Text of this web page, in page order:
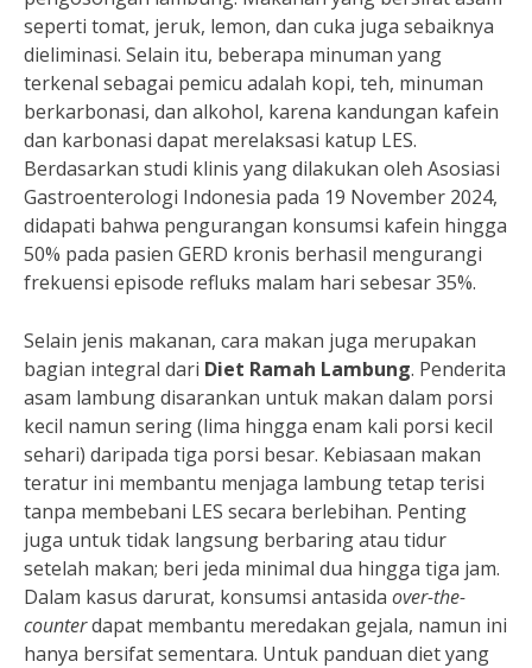
seperti tomat, jeruk, lemon, dan cuka juga sebaiknya
dieliminasi. Selain itu, beberapa minuman yang
terkenal sebagai pemicu adalah kopi, teh, minuman
berkarbonasi, dan alkohol, karena kandungan kafein
dan karbonasi dapat merelaksasi katup LES.
Berdasarkan studi klinis yang dilakukan oleh Asosiasi
Gastroenterologi Indonesia pada 19 November 2024,
didapati bahwa pengurangan konsumsi kafein hingga
50% pada pasien GERD kronis berhasil mengurangi
frekuensi episode refluks malam hari sebesar 35%.
Selain jenis makanan, cara makan juga merupakan
bagian integral dari Diet Ramah Lambung. Penderita
asam lambung disarankan untuk makan dalam porsi
kecil namun sering (lima hingga enam kali porsi kecil
sehari) daripada tiga porsi besar. Kebiasaan makan
teratur ini membantu menjaga lambung tetap terisi
tanpa membebani LES secara berlebihan. Penting
juga untuk tidak langsung berbaring atau tidur
setelah makan; beri jeda minimal dua hingga tiga jam.
Dalam kasus darurat, konsumsi antasida over-the-
counterdapat membantu meredakan gejala, namun ini
hanya bersifat sementara. Untuk panduan diet yang